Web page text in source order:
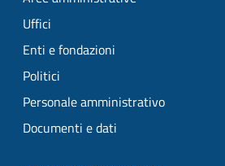
Uffici
Enti e fondazioni
Politici
Personale amministrativo
Documenti e dati